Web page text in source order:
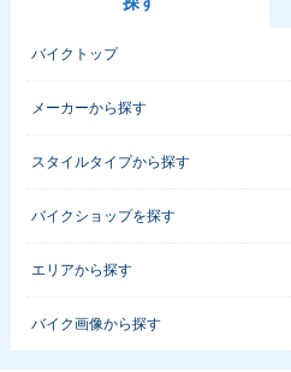
バイクトップ
メーカーから探す
スタイルタイプから探す
バイクショップを探す
エリアから探す
バイク画像から探す